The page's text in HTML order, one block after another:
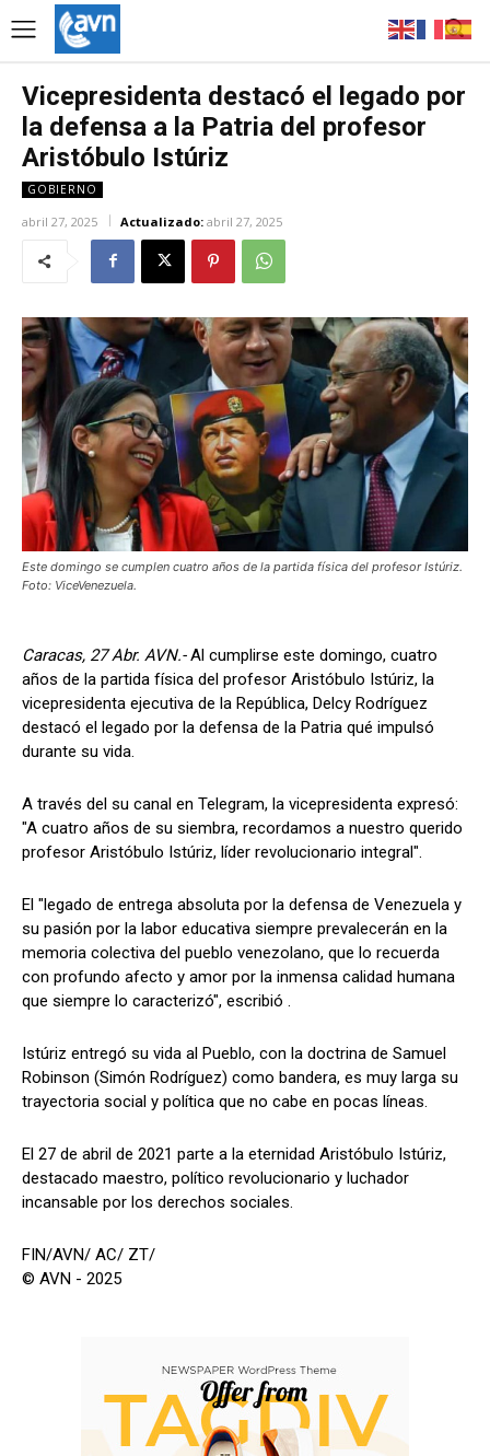
Vicepresidenta destacó el legado por
la defensa a la Patria del profesor
Aristóbulo Istúriz
GOBIERNO
abril 27, 2025 Actualizado: abril 27, 2025
Este domingo se cumplen cuatro años de la partida física del profesor Istúriz.
Foto: ViceVenezuela.
Caracas, 27 Abr. AVN.-Al cumplirse este domingo, cuatro
años de la partida física del profesor Aristóbulo Istúriz, la
vicepresidenta ejecutiva de la República, Delcy Rodríguez
destacó el legado por la defensa de la Patria qué impulsó
durante su vida.
A través del su canal en Telegram, la vicepresidenta expresó:
"A cuatro años de su siembra, recordamos a nuestro querido
profesor Aristóbulo Istúriz, líder revolucionario integral".
El "legado de entrega absoluta por la defensa de Venezuela y
su pasión por la labor educativa siempre prevalecerán en la
memoria colectiva del pueblo venezolano, que lo recuerda
con profundo afecto y amor por la inmensa calidad humana
que siempre lo caracterizó", escribió .
Istúriz entregó su vida al Pueblo, con la doctrina de Samuel
Robinson (Simón Rodríguez) como bandera, es muy larga su
trayectoria social y política que no cabe en pocas líneas.
El 27 de abril de 2021 parte a la eternidad Aristóbulo Istúriz,
destacado maestro, político revolucionario y luchador
incansable por los derechos sociales.
FIN/AVN/ AC/ ZT/
© AVN - 2025